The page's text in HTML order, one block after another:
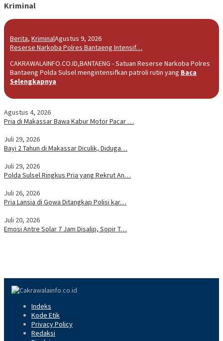
Kriminal
Berita, KriminalAgustus 9, 2026
Reserse Narkoba Polres Bantaeng Intensif…
CAKRAWALAINFO.CO.ID,BANTAENG - Satuan Reserse Narkoba Polres
Bantaeng Polda Sulsel mengintensifkan patroli rutin yang Baca
Selengkapnya
Agustus 4, 2026
Pria di Makassar Bawa Kabur Motor Pacar …
Juli 29, 2026
Bayi 2 Tahun di Makassar Diculik, Diduga…
Juli 29, 2026
Polda Sulsel Ringkus Pria yang Rekrut An…
Juli 26, 2026
Pria Lansia di Gowa Ditangkap Polisi kar…
Juli 20, 2026
Emosi Antre Solar 7 Jam Disalip, Sopir T…
Indeks
Kode Etik
Privacy Policy
Redaksi